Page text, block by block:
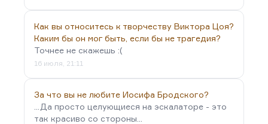
Как вы относитесь к творчеству Виктора Цоя?
Каким бы он мог быть, если бы не трагедия?
Точнее не скажешь :(
16 июля, 21:11
За что вы не любите Иосифа Бродского?
...Да просто целующиеся на эскалаторе - это
так красиво со стороны...